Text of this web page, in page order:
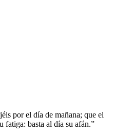
por el día de mañana; que el
fatiga: basta al día su afán.”